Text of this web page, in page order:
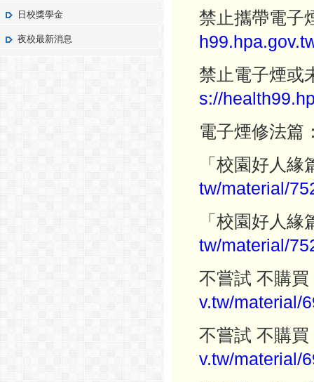
日校獎學金
夜校最新消息
禁止攜帶電子
禁止電子煙或
s://
電子煙修法篇
「校園好人
tw/material/
「校園好人
tw/material/
不嘗試 不購
v.tw/material/
不嘗試 不購
v.tw/material/